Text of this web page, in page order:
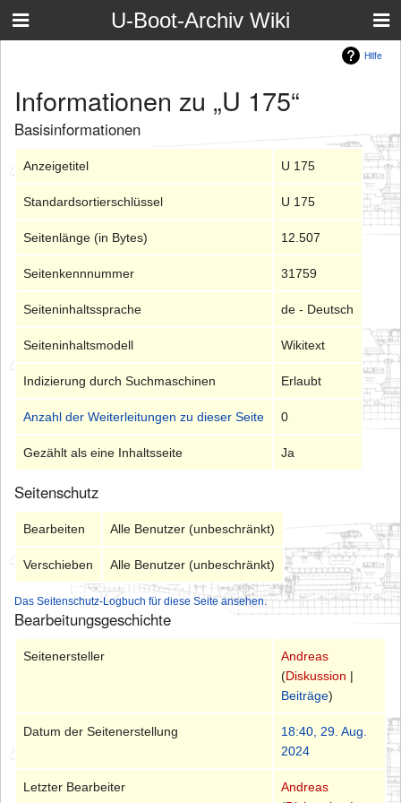
U-Boot-Archiv Wiki
Hilfe
Informationen zu „U 175“
Basisinformationen
Anzeigetitel U 175
Standardsortierschlüssel U 175
Seitenlänge (in Bytes) 12.507
Seitenkennnummer 31759
Seiteninhaltssprache de - Deutsch
Seiteninhaltsmodell Wikitext
Indizierung durch Suchmaschinen Erlaubt
Anzahl der Weiterleitungen zu dieser Seite 0
Gezählt als eine Inhaltsseite Ja
Seitenschutz
Bearbeiten Alle Benutzer (unbeschränkt)
Verschieben Alle Benutzer (unbeschränkt)
Das Seitenschutz-Logbuch für diese Seite ansehen.
Bearbeitungsgeschichte
Seitenersteller
Andreas
(Diskussion |
Beiträge)
Datum der Seitenerstellung
18:40, 29. Aug.
2024
Letzter Bearbeiter
Andreas